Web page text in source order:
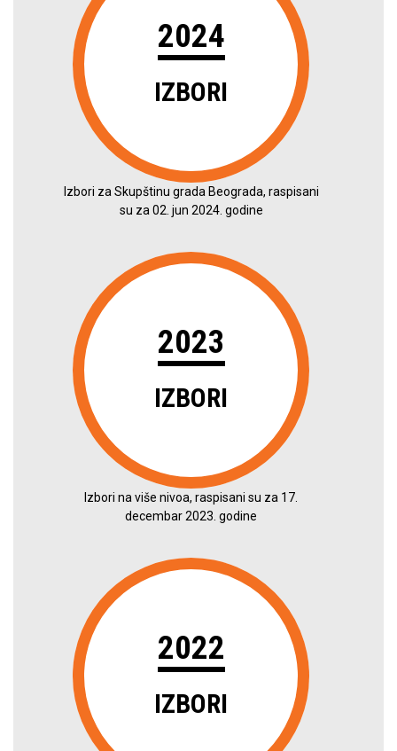
2024
IZBORI
Izbori za Skupštinu grada Beograda, raspisani
su za 02. jun 2024. godine
2023
IZBORI
Izbori na više nivoa, raspisani su za 17.
decembar 2023. godine
2022
IZBORI